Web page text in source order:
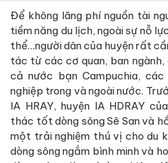
Để không lãng phí nguồn tài
tiềm năng du lịch, ngoài sự nỗ
thể…người dân của huyện rất
tác từ các cơ quan, ban
cả nước bạn Campuchia,
nghiệp trong và ngoài nước.
IA HRAY, huyện IA HDRAY
thác tốt dòng sông Sê San và
một trải nghiệm thú vị cho du
dòng sông ngắm bình minh và